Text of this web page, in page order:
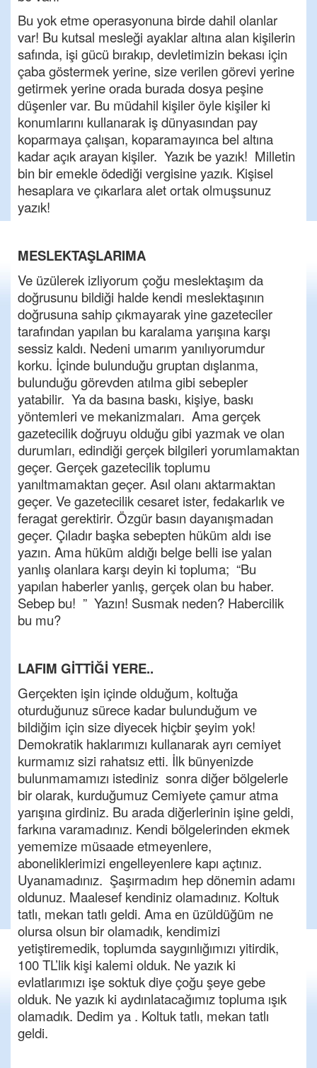
Bu yok etme operasyonuna birde dahil olanlar
var! Bu kutsal mesleği ayaklar altına alan kişilerin
safında, işi gücü bırakıp, devletimizin bekası için
çaba göstermek yerine, size verilen görevi yerine
getirmek yerine orada burada dosya peşine
düşenler var. Bu müdahil kişiler öyle kişiler ki
konumlarını kullanarak iş dünyasından pay
koparmaya çalışan, koparamayınca bel altına
kadar açık arayan kişiler. Yazık be yazık! Milletin
bin bir emekle ödediği vergisine yazık. Kişisel
hesaplara ve çıkarlara alet ortak olmuşsunuz
yazık!
MESLEKTAŞLARIMA
Ve üzülerek izliyorum çoğu meslektaşım da
doğrusunu bildiği halde kendi meslektaşının
doğrusuna sahip çıkmayarak yine gazeteciler
tarafından yapılan bu karalama yarışına karşı
sessiz kaldı. Nedeni umarım yanılıyorumdur
korku. İçinde bulunduğu gruptan dışlanma,
bulunduğu görevden atılma gibi sebepler
yatabilir. Ya da basına baskı, kişiye, baskı
yöntemleri ve mekanizmaları. Ama gerçek
gazetecilik doğruyu olduğu gibi yazmak ve olan
durumları, edindiği gerçek bilgileri yorumlamaktan
geçer. Gerçek gazetecilik toplumu
yanıltmamaktan geçer. Asıl olanı aktarmaktan
geçer. Ve gazetecilik cesaret ister, fedakarlık ve
feragat gerektirir. Özgür basın dayanışmadan
geçer. Çıladır başka sebepten hüküm aldı ise
yazın. Ama hüküm aldığı belge belli ise yalan
yanlış olanlara karşı deyin ki topluma; “Bu
yapılan haberler yanlış, gerçek olan bu haber.
Sebep bu! ” Yazın! Susmak neden? Habercilik
bu mu?
LAFIM GİTTİĞİ YERE..
Gerçekten işin içinde olduğum, koltuğa
oturduğunuz sürece kadar bulunduğum ve
bildiğim için size diyecek hiçbir şeyim yok!
Demokratik haklarımızı kullanarak ayrı cemiyet
kurmamız sizi rahatsız etti. İlk bünyenizde
bulunmamamızı istediniz sonra diğer bölgelerle
bir olarak, kurduğumuz Cemiyete çamur atma
yarışına girdiniz. Bu arada diğerlerinin işine geldi,
farkına varamadınız. Kendi bölgelerinden ekmek
yememize müsaade etmeyenlere,
aboneliklerimizi engelleyenlere kapı açtınız.
Uyanamadınız. Şaşırmadım hep dönemin adamı
oldunuz. Maalesef kendiniz olamadınız. Koltuk
tatlı, mekan tatlı geldi. Ama en üzüldüğüm ne
olursa olsun bir olamadık, kendimizi
yetiştiremedik, toplumda saygınlığımızı yitirdik,
100 TL’lik kişi kalemi olduk. Ne yazık ki
evlatlarımızı işe soktuk diye çoğu şeye gebe
olduk. Ne yazık ki aydınlatacağımız topluma ışık
olamadık. Dedim ya . Koltuk tatlı, mekan tatlı
geldi.